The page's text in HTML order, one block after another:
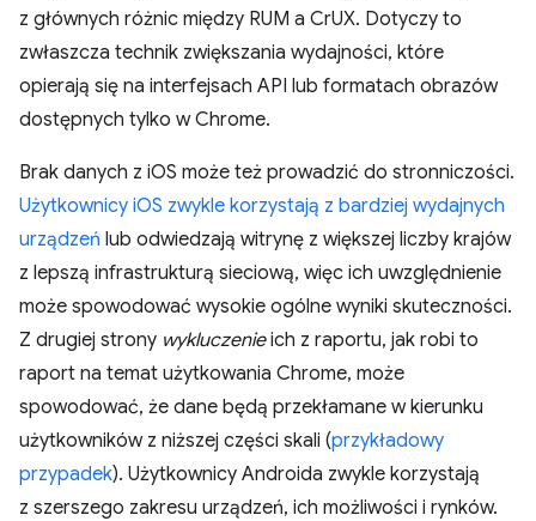
z głównych różnic między RUM a CrUX. Dotyczy to
zwłaszcza technik zwiększania wydajności, które
opierają się na interfejsach API lub formatach obrazów
dostępnych tylko w Chrome.
Brak danych z iOS może też prowadzić do stronniczości.
Użytkownicy iOS zwykle korzystają z bardziej wydajnych
urządzeń lub odwiedzają witrynę z większej liczby krajów
z lepszą infrastrukturą sieciową, więc ich uwzględnienie
może spowodować wysokie ogólne wyniki skuteczności.
Z drugiej strony wykluczenieich z raportu, jak robi to
raport na temat użytkowania Chrome, może
spowodować, że dane będą przekłamane w kierunku
użytkowników z niższej części skali (przykładowy
przypadek). Użytkownicy Androida zwykle korzystają
z szerszego zakresu urządzeń, ich możliwości i rynków.